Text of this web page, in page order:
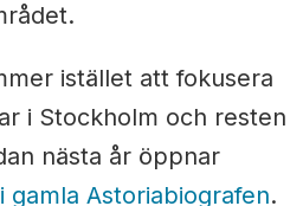
istället att fokusera
i Stockholm och resten
nästa år öppnar
gamla Astoriabiografen.